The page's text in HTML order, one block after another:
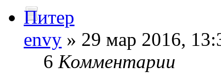
Питер
envy » 29 мар 2016,
6 Комментарии